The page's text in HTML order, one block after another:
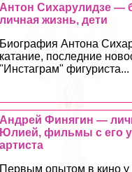
Антон Сихарулидзе —
личная жизнь, дети
Биография Антона
катание, последние
"Инстаграм" фигуриста...
Андрей Финягин —
Юлией, фильмы с его
артиста
Первым опытом в кино у